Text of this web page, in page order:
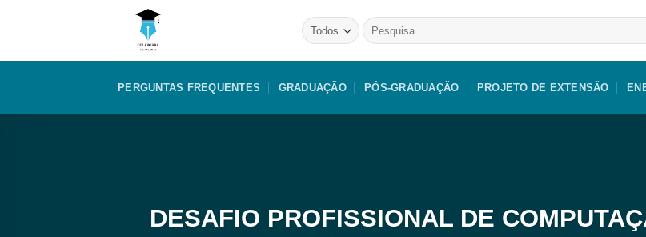
Pesquisar
por:
PERGUNTAS FREQUENTES GRADUAÇÃO PÓS-GRADUAÇÃO PROJETO DE EXTENSÃO
DESAFIO PROFISSIONAL DE